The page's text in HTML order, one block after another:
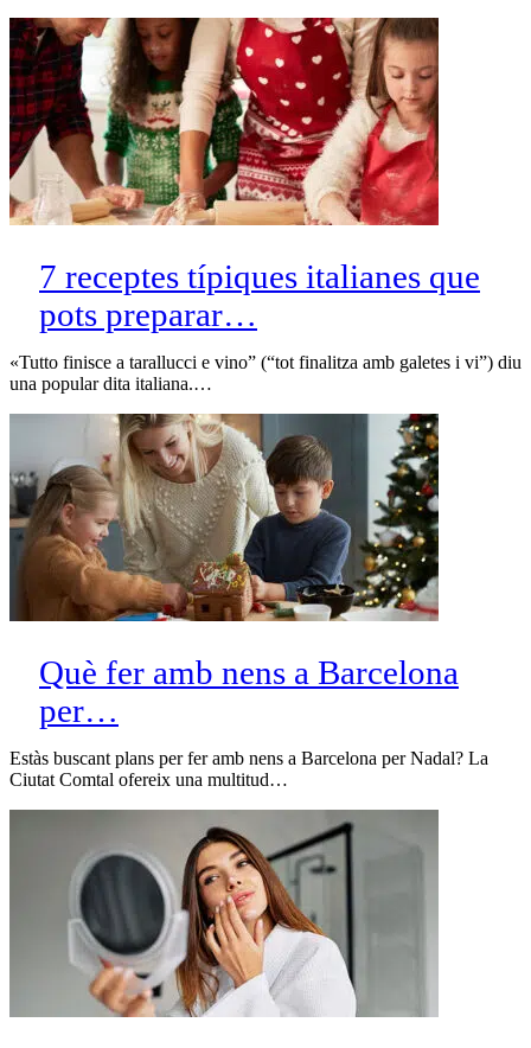
7 receptes típiques italianes que
pots preparar…
«Tutto finisce a tarallucci e vino” (“tot finalitza amb galetes i vi”) diu
una popular dita italiana.…
Què fer amb nens a Barcelona
per…
Estàs buscant plans per fer amb nens a Barcelona per Nadal? La
Ciutat Comtal ofereix una multitud…